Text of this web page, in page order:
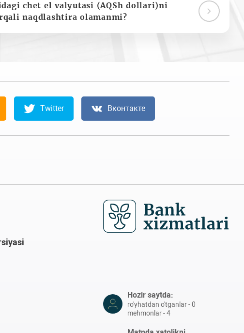
chet el valyutasi (AQSh dollari)ni
naqdlashtira olamanmi?
Twitter Вконтакте
Hozir saytda:
ro'yhatdan o'tganlar - 0
mehmonlar - 4